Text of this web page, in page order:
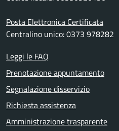
Posta Elettronica Certificata
Centralino unico: 0373 978282
Leggi le FAQ
Prenotazione appuntamento
Segnalazione disservizio
Richiesta assistenza
Amministrazione trasparente